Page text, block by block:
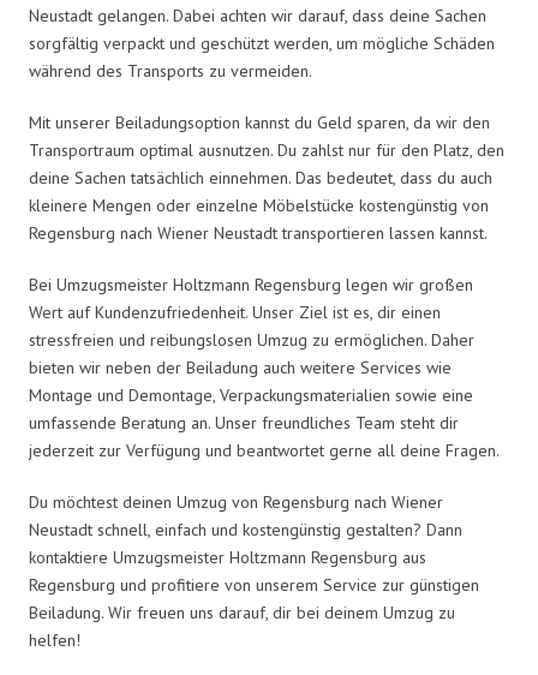
Neustadt gelangen. Dabei achten wir darauf, dass deine Sachen
sorgfältig verpackt und geschützt werden, um mögliche Schäden
während des Transports zu vermeiden.
Mit unserer Beiladungsoption kannst du Geld sparen, da wir den
Transportraum optimal ausnutzen. Du zahlst nur für den Platz, den
deine Sachen tatsächlich einnehmen. Das bedeutet, dass du auch
kleinere Mengen oder einzelne Möbelstücke kostengünstig von
Regensburg nach Wiener Neustadt transportieren lassen kannst.
Bei Umzugsmeister Holtzmann Regensburg legen wir großen
Wert auf Kundenzufriedenheit. Unser Ziel ist es, dir einen
stressfreien und reibungslosen Umzug zu ermöglichen. Daher
bieten wir neben der Beiladung auch weitere Services wie
Montage und Demontage, Verpackungsmaterialien sowie eine
umfassende Beratung an. Unser freundliches Team steht dir
jederzeit zur Verfügung und beantwortet gerne all deine Fragen.
Du möchtest deinen Umzug von Regensburg nach Wiener
Neustadt schnell, einfach und kostengünstig gestalten? Dann
kontaktiere Umzugsmeister Holtzmann Regensburg aus
Regensburg und profitiere von unserem Service zur günstigen
Beiladung. Wir freuen uns darauf, dir bei deinem Umzug zu
helfen!